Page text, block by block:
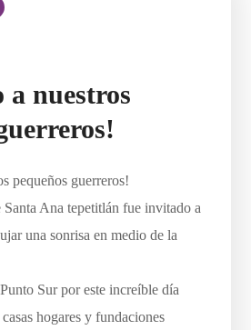
a nuestros
pequeños guerreros!
Ana tepetitlán fue invitado a
una sonrisa en medio de la
Sur por este increíble día
hogares y fundaciones